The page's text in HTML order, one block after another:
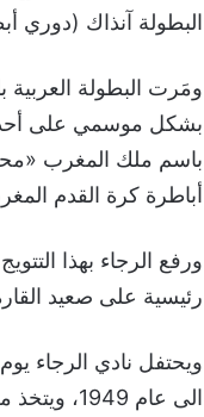
البطولة آنذاك (دوري
ومَرت البطولة العربية
باسم ملك المغرب
أباطرة كرة القدم
رئيسية على صعيد
الى عام